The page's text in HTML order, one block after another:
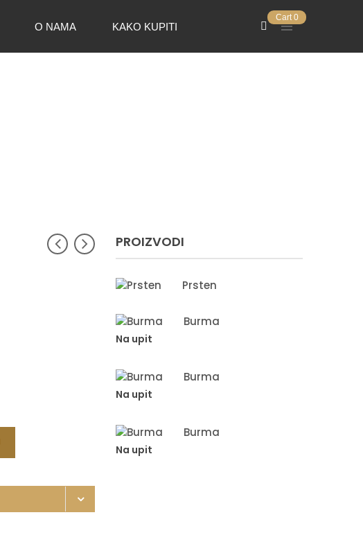
O NAMA KAKO KUPITI
Cart 0
PROIZVODI
Prsten
Burma
Na upit
Burma
Na upit
Burma
Na upit